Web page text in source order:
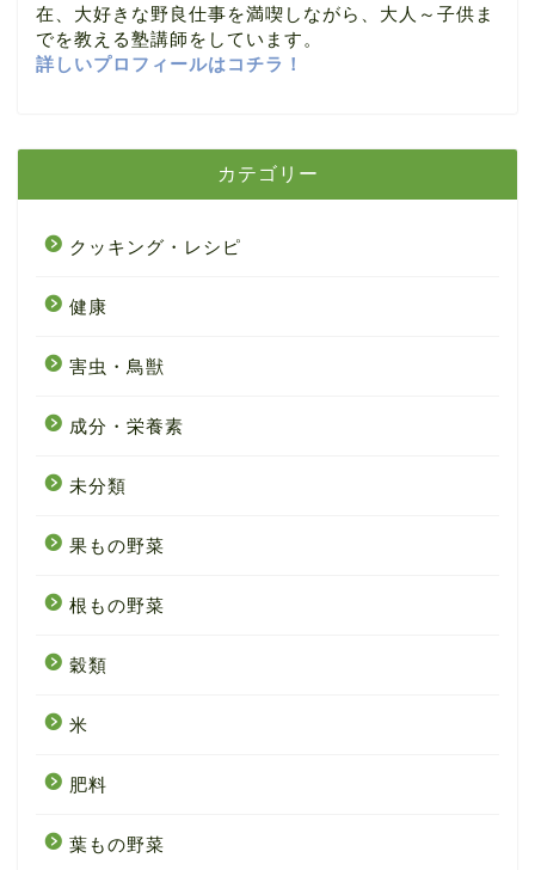
在、大好きな野良仕事を満喫しながら、大人～子供ま
でを教える塾講師をしています。
詳しいプロフィールはコチラ！
カテゴリー
クッキング・レシピ
健康
害虫・鳥獣
成分・栄養素
未分類
果もの野菜
根もの野菜
穀類
米
肥料
葉もの野菜